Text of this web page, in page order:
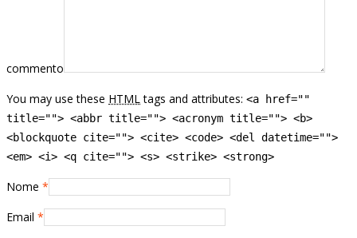
commento
You may use these HTML tags and attributes: <a href=""
title=""> <abbr title=""> <acronym title=""> <b>
<blockquote cite=""> <cite> <code> <del datetime="">
<em> <i> <q cite=""> <s> <strike> <strong>
Nome *
Email *